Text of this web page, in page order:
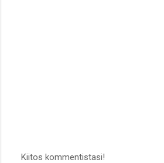
Kiitos kommentistasi!